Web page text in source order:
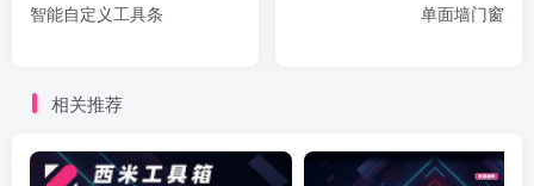
智能自定义工具条
单面墙门窗
相关推荐